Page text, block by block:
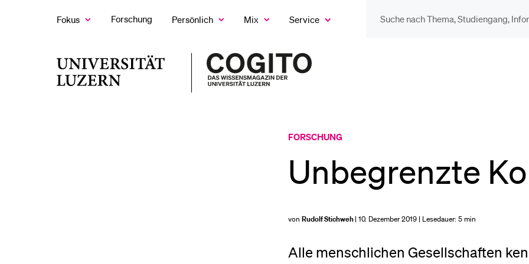
FokusZeige
Forschung Persönlich
Zeige
Untermenü
MixZeige
Untermenü
Service
Universität
Zur
FORSCHUNG
Unbegrenzte
von Rudolf Stichweh| 10. Dezember 2019 | Lesedauer: 5 min
Alle menschlichen Gesellschaften
Sie haben noch keine Suche getätigt.
DIE UNI FÜR…